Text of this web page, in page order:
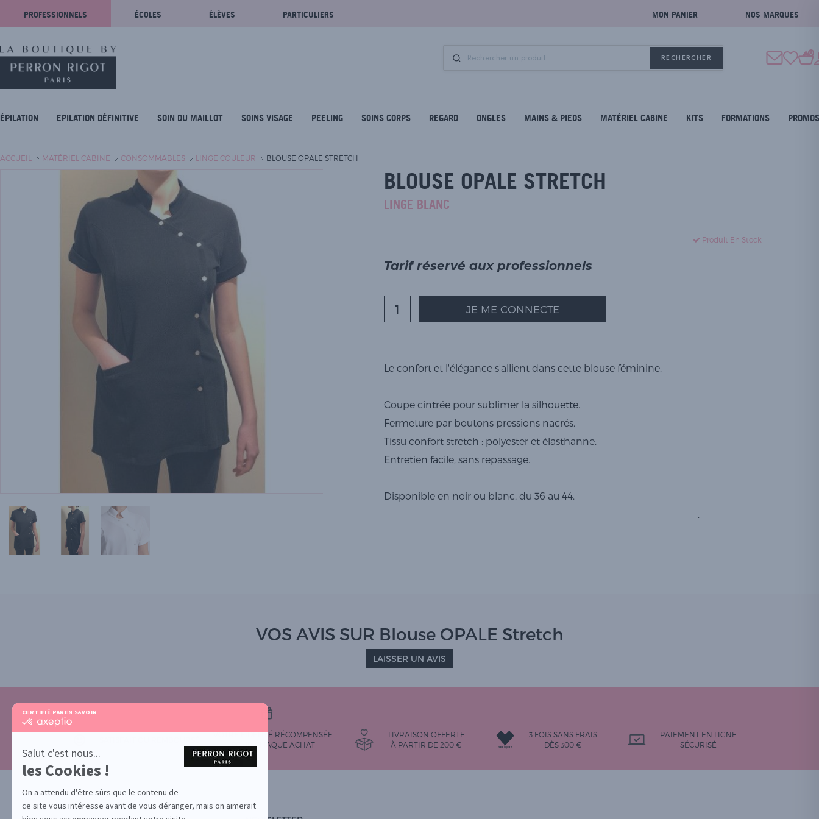
CERTIFIÉ PAR EN SAVOIR PLUS SUR
certifié
-
En
savoir
plus
sur
Axeptio
Salut c'est nous...
les Cookies !
On a attendu d'être sûrs que le contenu de
ce site vous intéresse avant de vous déranger, mais on aimerait
PROFESSIONNELS ÉCOLES ÉLÈVES PARTICULIERS MON PANIER NOS MARQUES
RECHERCHER
0
ÉPILATION EPILATION DÉFINITIVE SOIN DU MAILLOT SOINS VISAGE PEELING SOINS CORPS REGARD ONGLES MAINS & PIEDS MATÉRIEL CABINE KITS FORMATIONS PROMOS
ACCUEIL MATÉRIEL CABINE CONSOMMABLES LINGE COULEUR BLOUSE OPALE STRETCH
BLOUSE OPALE STRETCH
LINGE BLANC
Produit En Stock
Tarif réservé aux professionnels
JE ME CONNECTE
Le confort et l'élégance s'allient dans cette blouse féminine.
Coupe cintrée pour sublimer la silhouette.
Fermeture par boutons pressions nacrés.
Tissu confort stretch : polyester et élasthanne.
Entretien facile, sans repassage.
Disponible en noir ou blanc, du 36 au 44.
.
VOS AVIS SUR Blouse OPALE Stretch
LAISSER UN AVIS
VOTRE FIDÉLITÉ RÉCOMPENSÉE
POUR CHAQUE ACHAT
LIVRAISON OFFERTE
À PARTIR DE 200 €
3 FOIS SANS FRAIS
DÈS 300 €
PAIEMENT EN LIGNE
SÉCURISÉ